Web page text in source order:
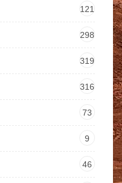
121
298
319
316
73
9
46